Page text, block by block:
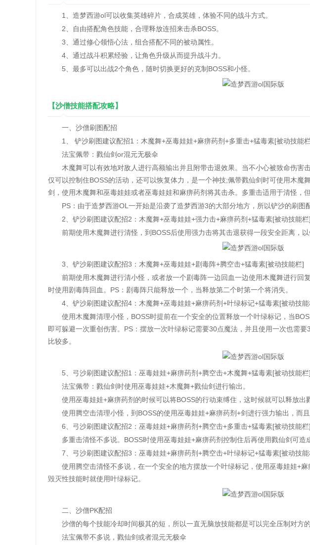
1、造梦西游ol可以收集英雄碎片，合成英雄，体验不同的战斗方式。
2、自由搭配角色技能，合理释放连招来击杀BOSS。
3、通过修心领悟心法，组合搭配不同的被动属性。
4、通过战斗积累经验，让角色升级从而提升战斗力。
5、最多可以出战2个角色，随时切换更好的克制BOSS和小怪。
【沙僧技能搭配攻略】
一、沙僧刷图配招
1、 铲沙刷图建议配招1：木魔舞+巫毒娃娃+麻痹药剂+多重击+猛毒素[被动技能
法宝佩带：戮仙剑or混元无极伞
木魔舞可以有效地对敌人进行高额输出并且附带击退效果。当不小心被致命伤害
仅可以控制住BOSS的活动，还可以恢复体力，是一个神技;佩带戮仙剑时可使用木魔
剑，使用木魔舞和巫毒娃娃或者巫毒娃娃和麻痹药剂将其击杀。多重击适用于清怪，
PS：由于造梦西游OL一开始是沿袭了造梦西游3的大部分地方，所以铲沙的刷图
2、铲沙刷图建议配招2：木魔舞+巫毒娃娃+强力击+麻痹药剂+猛毒素[被动技能栏]
前期使用木魔舞进行清怪，到BOSS后使用强力击将其击退获得一段安全距离，以
3、铲沙刷图建议配招3：木魔舞+巫毒娃娃+剧毒阵+腾空击+猛毒素[被动技能栏]
前期使用木魔舞进行清小怪，或者放一个剧毒阵一边回血一边使用木魔舞进行回
时使用剧毒阵回血。PS：剧毒阵只能释放一个，当释放第二个时第一个将消失。
4、铲沙刷图建议配招4：木魔舞+巫毒娃娃+麻痹药剂+叶绿标记+猛毒素[被动技能
使用木魔舞清理小怪，BOSS时提前在一个安全的位置释放一个叶绿标记，当
即可躲避一次重创伤害。PS：摆放一次叶绿标记需要30点魔法，并且使用一次也需
比较多。
5、弓沙刷图建议配招1：巫毒娃娃+麻痹药剂+腾空击+木魔舞+猛毒素[被动技能栏]
法宝佩带：戮仙剑时使用巫毒娃娃+木魔舞+戮仙剑进行输出。
使用巫毒娃娃+麻痹药剂的时候可以将BOSS的行动束缚住，这时候就可以释放出
使用腾空击清理小怪，到BOSS的使用巫毒娃娃+麻痹药剂+剑进行强力输出，而且
6、弓沙刷图建议配招2：巫毒娃娃+麻痹药剂+腾空击+多重击+猛毒素[被动技能栏]
多重击清怪不多说。BOSS时使用巫毒娃娃+麻痹药剂控制住后再使用戮仙剑可造
7、弓沙刷图建议配招3：巫毒娃娃+麻痹药剂+腾空击+叶绿标记+猛毒素[被动技能
使用腾空击清怪不多说，在一个安全的地方摆放一个叶绿标记，使用巫毒娃娃+麻
毁灭性技能时就使用叶绿标记。
二、沙僧PK配招
沙僧的每个技能冷却时间极其的短，所以一直无脑放技能都是可以完全压制对方的
法宝佩带不多说，戮仙剑或者混元无极伞